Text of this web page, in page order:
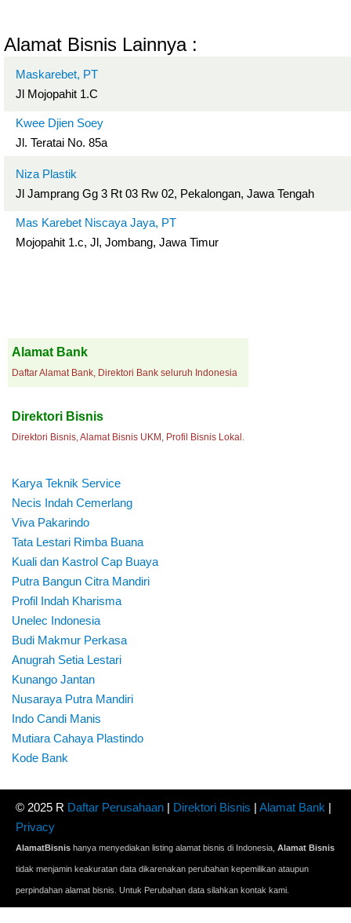
Alamat Bisnis Lainnya :
Maskarebet, PT
Jl Mojopahit 1.C
Kwee Djien Soey
Jl. Teratai No. 85a
Niza Plastik
Jl Jamprang Gg 3 Rt 03 Rw 02, Pekalongan, Jawa Tengah
Mas Karebet Niscaya Jaya, PT
Mojopahit 1.c, Jl, Jombang, Jawa Timur
Alamat Bank
Daftar Alamat Bank, Direktori Bank seluruh Indonesia
Direktori Bisnis
Direktori Bisnis, Alamat Bisnis UKM, Profil Bisnis Lokal.
Karya Teknik Service
Necis Indah Cemerlang
Viva Pakarindo
Tata Lestari Rimba Buana
Kuali dan Kastrol Cap Buaya
Putra Bangun Citra Mandiri
Profil Indah Kharisma
Unelec Indonesia
Budi Makmur Perkasa
Anugrah Setia Lestari
Kunango Jantan
Nusaraya Putra Mandiri
Indo Candi Manis
Mutiara Cahaya Plastindo
Kode Bank
© 2025 R Daftar Perusahaan | Direktori Bisnis | Alamat Bank |
Privacy
AlamatBisnis hanya menyediakan listing alamat bisnis di Indonesia, Alamat Bisnis
tidak menjamin keakuratan data dikarenakan perubahan kepemilikan ataupun
perpindahan alamat bisnis. Untuk Perubahan data silahkan kontak kami.